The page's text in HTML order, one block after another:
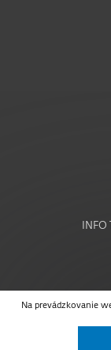
Na prevádzkovanie
INFO